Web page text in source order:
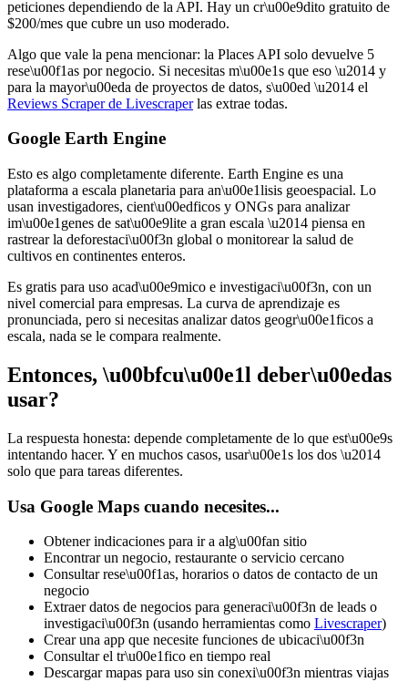
peticiones dependiendo de la API. Hay un cr\u00e9dito gratuito de
$200/mes que cubre un uso moderado.
Algo que vale la pena mencionar: la Places API solo devuelve 5
rese\u00f1as por negocio. Si necesitas m\u00e1s que eso \u2014 y
para la mayor\u00eda de proyectos de datos, s\u00ed \u2014 el
Reviews Scraper de Livescraperlas extrae todas.
Google Earth Engine
Esto es algo completamente diferente. Earth Engine es una
plataforma a escala planetaria para an\u00e1lisis geoespacial. Lo
usan investigadores, cient\u00edficos y ONGs para analizar
im\u00e1genes de sat\u00e9lite a gran escala \u2014 piensa en
rastrear la deforestaci\u00f3n global o monitorear la salud de
cultivos en continentes enteros.
Es gratis para uso acad\u00e9mico e investigaci\u00f3n, con un
nivel comercial para empresas. La curva de aprendizaje es
pronunciada, pero si necesitas analizar datos geogr\u00e1ficos a
escala, nada se le compara realmente.
Entonces, \u00bfcu\u00e1l deber\u00edas
usar?
La respuesta honesta: depende completamente de lo que est\u00e9s
intentando hacer. Y en muchos casos, usar\u00e1s los dos \u2014
solo que para tareas diferentes.
Usa Google Maps cuando necesites...
Obtener indicaciones para ir a alg\u00fan sitio
Encontrar un negocio, restaurante o servicio cercano
Consultar rese\u00f1as, horarios o datos de contacto de un
negocio
Extraer datos de negocios para generaci\u00f3n de leads o
investigaci\u00f3n (usando herramientas como Livescraper)
Crear una app que necesite funciones de ubicaci\u00f3n
Consultar el tr\u00e1fico en tiempo real
Descargar mapas para uso sin conexi\u00f3n mientras viajas